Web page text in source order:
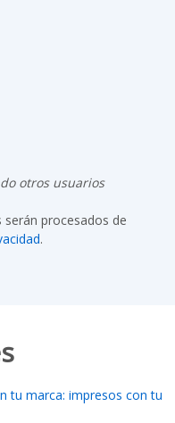
otros usuarios
procesados de
.
tu marca: impresos con tu